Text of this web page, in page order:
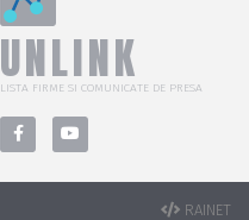
UNLINK
LISTA FIRME SI COMUNICATE DE PRESA
RAINET